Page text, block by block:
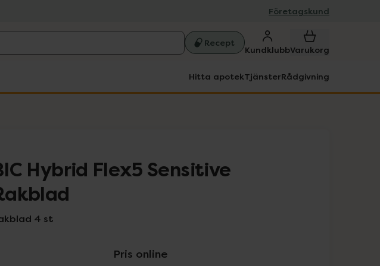
Företagskund
Recept
KundklubbVarukorg
Hitta apotekTjänsterRådgivning
Hybrid Flex5 Sensitive
4 st
Pris online